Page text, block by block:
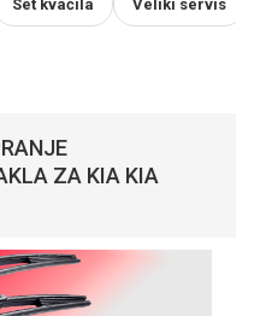
Set kvačila Veliki servis
ZA KIA KIA